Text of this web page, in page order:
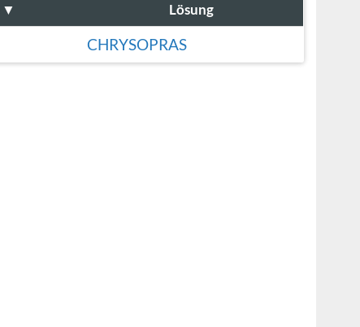
▼ Lösung
CHRYSOPRAS